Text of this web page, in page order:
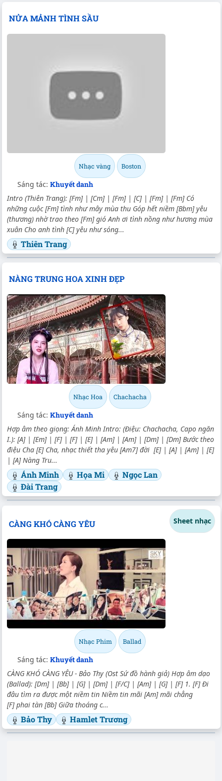
NỬA MẢNH TÌNH SẦU
Nhạc vàng Boston
Sáng tác: Khuyết danh
Intro (Thiên Trang): [Fm] | [Cm] | [Fm] | [C] | [Fm] | [Fm] Có
những cuộc [Fm] tình như mây mùa thu Góp hết niềm [Bbm] yêu
(thương) nhờ trao theo [Fm] gió Anh ơi tình nồng như hương mùa
xuân Cho anh tình [C] yêu như sóng...
Thiên Trang
NÀNG TRUNG HOA XINH ĐẸP
Nhạc Hoa Chachacha
Sáng tác: Khuyết danh
Hợp âm theo giọng: Ánh Minh Intro: (Điệu: Chachacha, Capo ngăn
I.): [A] | [Em] | [F] | [F] | [E] | [Am] | [Am] | [Dm] | [Dm] Bước theo
điệu Cha [E] Cha, nhạc thiết tha yêu [Am7] đời [E] | [A] | [Am] | [E]
| [A] Nàng Tru...
Ánh Minh Họa Mi
Ngọc Lan
Đài Trang
CÀNG KHÓ CÀNG YÊU Sheet nhạc
Nhạc Phim Ballad
Sáng tác: Khuyết danh
CÀNG KHÓ CÀNG YÊU - Bảo Thy (Ost Sứ đồ hành giả) Hợp âm dạo
(Ballad): [Dm] | [Bb] | [G] | [Dm] | [F/C] | [Am] | [G] | [F] 1. [F] Đi
đâu tìm ra được một niềm tin Niềm tin mãi [Am] mãi chẳng
[F] phai tàn [Bb] Giữa thoáng c...
Bảo Thy Hamlet Trương